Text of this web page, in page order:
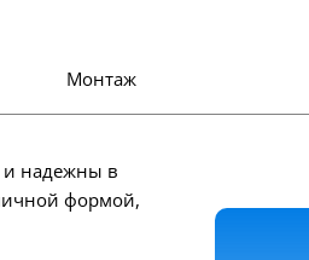
Монтаж
и надежны в
формой,